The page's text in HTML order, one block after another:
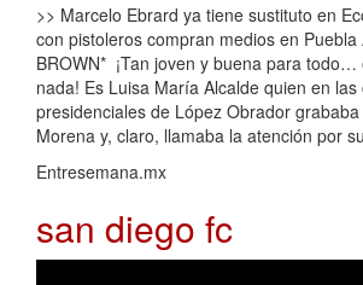
>> Marcelo Ebrard ya tiene sustituto en
con pistoleros compran medios en Puebla
BROWN* ¡Tan joven y buena para todo…
nada! Es Luisa María Alcalde quien en
presidenciales de López Obrador
Morena y, claro, llamaba la atención por
Entresemana.mx
san diego fc